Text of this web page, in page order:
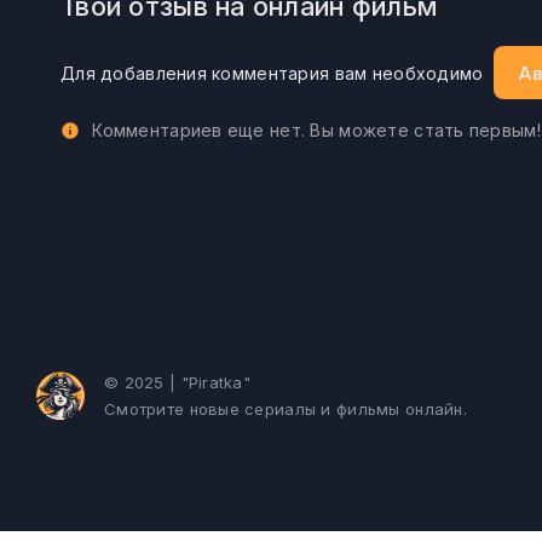
Твой отзыв на онлайн фильм
Для добавления комментария вам необходимо
Комментариев еще нет. Вы можете стать первым!
© 2025 | "Piratka"
Смотрите новые сериалы и фильмы онлайн.